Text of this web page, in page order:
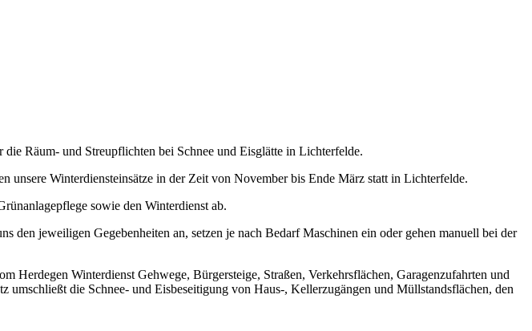
Räum- und Streupflichten bei Schnee und Eisglätte in Lichterfelde.
unsere Winterdiensteinsätze in der Zeit von November bis Ende März statt in Lichterfelde.
sowie den Winterdienst ab.
den jeweiligen Gegebenheiten an, setzen je nach Bedarf Maschinen ein oder gehen manuell bei der
Herdegen Winterdienst Gehwege, Bürgersteige, Straßen, Verkehrsflächen, Garagenzufahrten und
umschließt die Schnee- und Eisbeseitigung von Haus-, Kellerzugängen und Müllstandsflächen, den